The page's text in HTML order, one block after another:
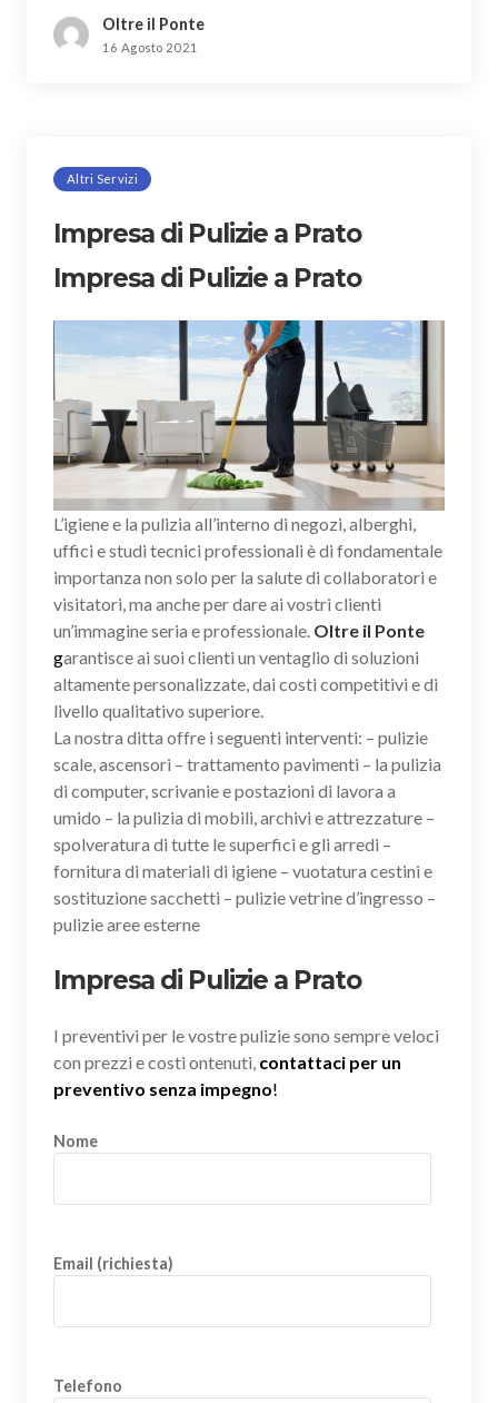
Oltre il Ponte
16 Agosto 2021
Altri Servizi
Impresa di Pulizie a Prato
Impresa di Pulizie a Prato
L’igiene e la pulizia all’interno di negozi, alberghi,
uffici e studi tecnici professionali è di fondamentale
importanza non solo per la salute di collaboratori e
visitatori, ma anche per dare ai vostri clienti
un’immagine seria e professionale. Oltre il Ponte
garantisce ai suoi clienti un ventaglio di soluzioni
altamente personalizzate, dai costi competitivi e di
livello qualitativo superiore.
La nostra ditta offre i seguenti interventi: – pulizie
scale, ascensori – trattamento pavimenti – la pulizia
di computer, scrivanie e postazioni di lavora a
umido – la pulizia di mobili, archivi e attrezzature –
spolveratura di tutte le superfici e gli arredi –
fornitura di materiali di igiene – vuotatura cestini e
sostituzione sacchetti – pulizie vetrine d’ingresso –
pulizie aree esterne
Impresa di Pulizie a Prato
I preventivi per le vostre pulizie sono sempre veloci
con prezzi e costi ontenuti, contattaci per un
preventivo senza impegno!
Nome
Email (richiesta)
Telefono